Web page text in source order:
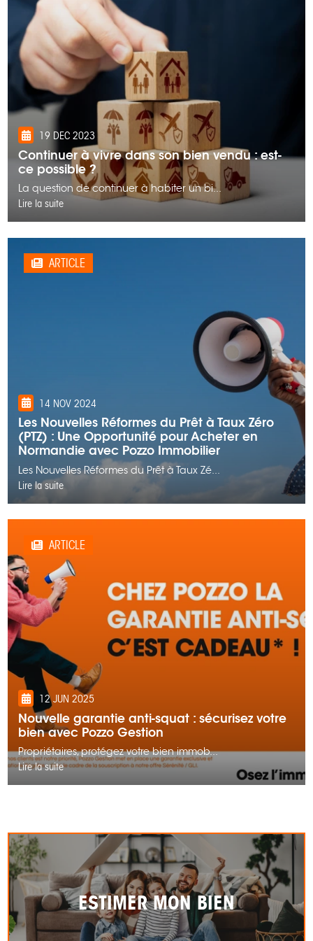
19 DEC 2023
Continuer à vivre dans son bien vendu : est-
ce possible ?
La question de continuer à habiter un bi...
Lire la suite
ARTICLE
14 NOV 2024
Les Nouvelles Réformes du Prêt à Taux Zéro
(PTZ) : Une Opportunité pour Acheter en
Normandie avec Pozzo Immobilier
Les Nouvelles Réformes du Prêt à Taux Zé...
Lire la suite
ARTICLE
12 JUN 2025
Nouvelle garantie anti-squat : sécurisez votre
bien avec Pozzo Gestion
Propriétaires, protégez votre bien immob...
Lire la suite
ESTIMER MON BIEN